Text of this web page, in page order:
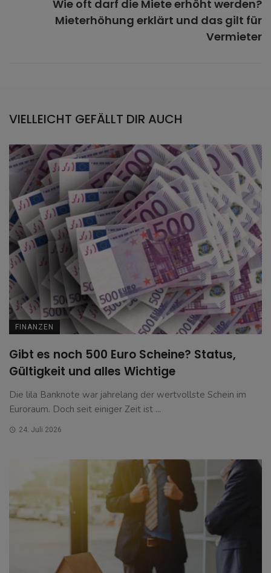
Wie oft darf die Miete erhöht werden?
Mieterhöhung erklärt und das gilt für
Vermieter
VIELLEICHT GEFÄLLT DIR AUCH
FINANZEN
Gibt es noch 500 Euro Scheine? Status,
Gültigkeit und alles Wichtige
Die lila Banknote war jahrelang der wertvollste Schein im
Euroraum. Doch seit einiger Zeit ist ...
24. Juli 2026